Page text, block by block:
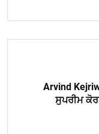
Arvind
ਸੁਪਰੀਮ